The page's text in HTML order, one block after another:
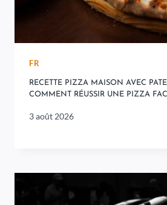
FR
RECETTE PIZZA MAISON AVEC
COMMENT RÉUSSIR UNE PIZZA
3 août 2026